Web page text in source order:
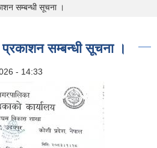
सम्बन्धी सूचना ।
प्रकाशन सम्बन्धी सूचना ।
- 14:33